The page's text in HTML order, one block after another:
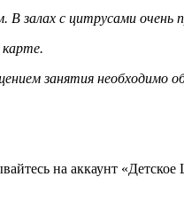
залах с цитрусами очень
карте.
занятия необходимо
на аккаунт